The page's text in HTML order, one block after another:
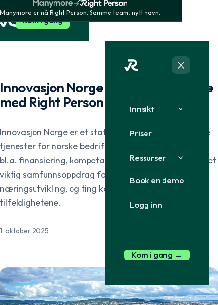
Manymore er nå Right Person. Samme team, nytt navn.
Kom i gang
Innsikt
Priser
Ressurser
Book en demo
Logg inn
Kom i gang →
Innovasjon Norge ansetter tryggere
med Right Person
Innovasjon Norge er et statlig selskap som yter viktige
tjenester for norske bedrifter og gründere, gjennom
bl.a. finansiering, kompetanse og rådgiving. Dette er et
viktig samfunnsoppdrag for å verne om norsk
næringsutvikling, og ting kan ikke overlates til
tilfeldighetene.
1. oktober 2025